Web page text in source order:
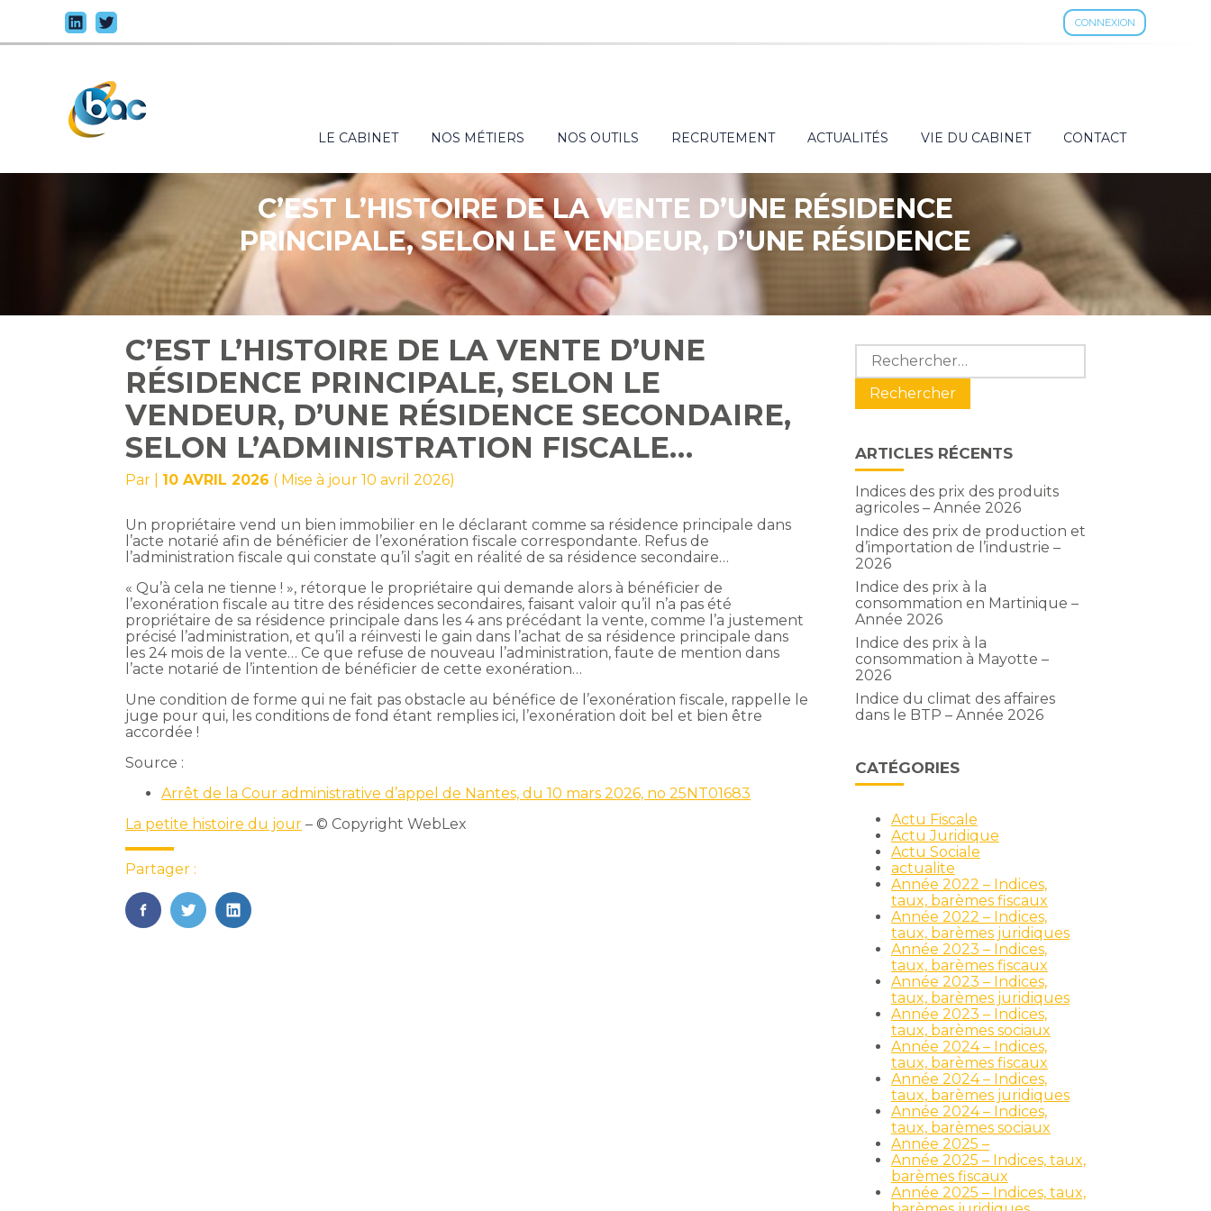
CONNEXION
au
Principal
LE CABINET NOS MÉTIERS NOS OUTILS RECRUTEMENT ACTUALITÉS VIE DU CABINET CONTACT
C’EST L’HISTOIRE DE LA VENTE D’UNE RÉSIDENCE
PRINCIPALE, SELON LE VENDEUR, D’UNE RÉSIDENCE
SECONDAIRE, SELON L’ADMINISTRATION FISCALE…
C’EST L’HISTOIRE DE LA VENTE D’UNE
RÉSIDENCE PRINCIPALE, SELON LE
VENDEUR, D’UNE RÉSIDENCE SECONDAIRE,
SELON L’ADMINISTRATION FISCALE…
Par 10 AVRIL 2026 ( Mise à jour 10 avril 2026)
Un propriétaire vend un bien immobilier en le déclarant comme sa résidence principale dans
l’acte notarié afin de bénéficier de l’exonération fiscale correspondante. Refus de
l’administration fiscale qui constate qu’il s’agit en réalité de sa résidence secondaire…
« Qu’à cela ne tienne ! », rétorque le propriétaire qui demande alors à bénéficier de
l’exonération fiscale au titre des résidences secondaires, faisant valoir qu’il n’a pas été
propriétaire de sa résidence principale dans les 4 ans précédant la vente, comme l’a justement
précisé l’administration, et qu’il a réinvesti le gain dans l’achat de sa résidence principale dans
les 24 mois de la vente… Ce que refuse de nouveau l’administration, faute de mention dans
l’acte notarié de l’intention de bénéficier de cette exonération…
Une condition de forme qui ne fait pas obstacle au bénéfice de l’exonération fiscale, rappelle le
juge pour qui, les conditions de fond étant remplies ici, l’exonération doit bel et bien être
accordée !
Source :
Arrêt de la Cour administrative d’appel de Nantes, du 10 mars 2026, no 25NT01683
La petite histoire du jour – © Copyright WebLex
Partager :
FaceBook
TwitterLinkedIn
Blog
sidebar
Rechercher :
ARTICLES RÉCENTS
Indices des prix des produits
agricoles – Année 2026
Indice des prix de production et
d’importation de l’industrie –
2026
Indice des prix à la
consommation en Martinique –
Année 2026
Indice des prix à la
consommation à Mayotte –
2026
Indice du climat des affaires
dans le BTP – Année 2026
CATÉGORIES
Actu Fiscale
Actu Juridique
Actu Sociale
actualite
Année 2022 – Indices,
taux, barèmes fiscaux
Année 2022 – Indices,
taux, barèmes juridiques
Année 2023 – Indices,
taux, barèmes fiscaux
Année 2023 – Indices,
taux, barèmes juridiques
Année 2023 – Indices,
taux, barèmes sociaux
Année 2024 – Indices,
taux, barèmes fiscaux
Année 2024 – Indices,
taux, barèmes juridiques
Année 2024 – Indices,
taux, barèmes sociaux
Année 2025 –
Année 2025 – Indices, taux,
barèmes fiscaux
Année 2025 – Indices, taux,